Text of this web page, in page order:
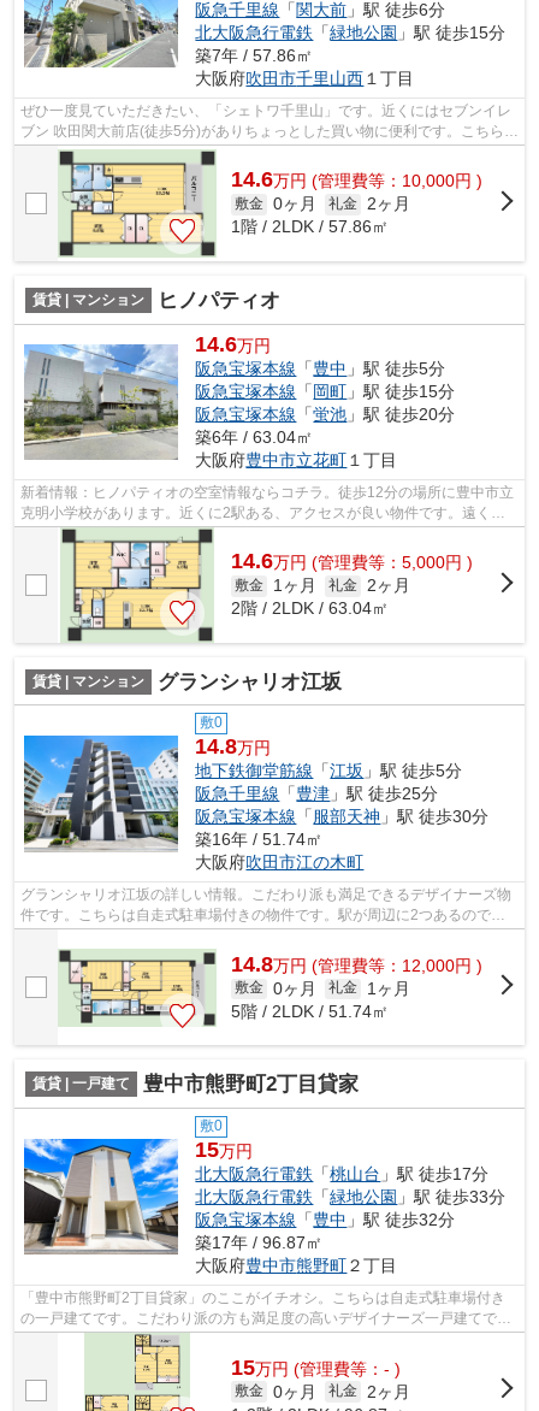
阪急千里線 「関大前 」駅 徒歩6分
北大阪急行電鉄 「緑地公園 」駅 徒歩15分
築7年 / 57.86㎡
大阪府吹田市千里山西 １丁目
ぜひ一度見ていただきたい、「シェトワ千里山」です。近くにはセブンイレ
ブン 吹田関大前店(徒歩5分)がありちょっとした買い物に便利です。こちらは
マンションタイプになります。敷地...
14.6万円 (管理費等：10,000円 )
敷金 0ヶ月 礼金 2ヶ月
1階 / 2LDK / 57.86㎡
賃貸 | マンション ヒノパティオ
14.6万円
阪急宝塚本線 「豊中 」駅 徒歩5分
阪急宝塚本線 「岡町 」駅 徒歩15分
阪急宝塚本線 「蛍池 」駅 徒歩20分
築6年 / 63.04㎡
大阪府豊中市立花町 １丁目
新着情報：ヒノパティオの空室情報ならコチラ。徒歩12分の場所に豊中市立
克明小学校があります。近くに2駅ある、アクセスが良い物件です。遠くの
風景を見つめることは視力回復にも繋が...
14.6万円 (管理費等：5,000円 )
敷金 1ヶ月 礼金
2ヶ月
2階 / 2LDK / 63.04㎡
賃貸 | マンション グランシャリオ江坂
敷0
14.8万円
地下鉄御堂筋線 「江坂 」駅 徒歩5分
阪急千里線 「豊津 」駅 徒歩25分
阪急宝塚本線 「服部天神 」駅 徒歩30分
築16年 / 51.74㎡
大阪府吹田市江の木町
グランシャリオ江坂の詳しい情報。こだわり派も満足できるデザイナーズ物
件です。こちらは自走式駐車場付きの物件です。駅が周辺に2つあるので行
14.8万円 (管理費等：12,000円 )
敷金 0ヶ月 礼金
1ヶ月
5階 / 2LDK / 51.74㎡
賃貸 | 一戸建て 豊中市熊野町2丁目貸家
敷0
15万円
北大阪急行電鉄 「桃山台 」駅 徒歩17分
北大阪急行電鉄 「緑地公園 」駅 徒歩33分
阪急宝塚本線 「豊中 」駅 徒歩32分
築17年 / 96.87㎡
大阪府豊中市熊野町２丁目
「豊中市熊野町2丁目貸家」のここがイチオシ。こちらは自走式駐車場付き
の一戸建てです。こだわり派の方も満足度の高いデザイナーズ一戸建てで
す。眺望良好な一戸建てはこちらです。豊...
15万円 (管理費等：- )
敷金 0ヶ月 礼金
2ヶ月